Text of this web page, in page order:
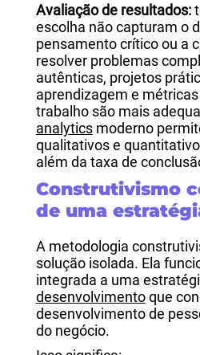
Avaliação de resultados:
escolha não capturam o
pensamento crítico ou a
resolver problemas
autênticas, projetos
aprendizagem e
trabalho são mais
analyticsmoderno
qualitativos e
além da taxa de
Construtivismo
de uma
A metodologia
solução isolada. Ela
integrada a uma
desenvolvimentoque
desenvolvimento de
do negócio.